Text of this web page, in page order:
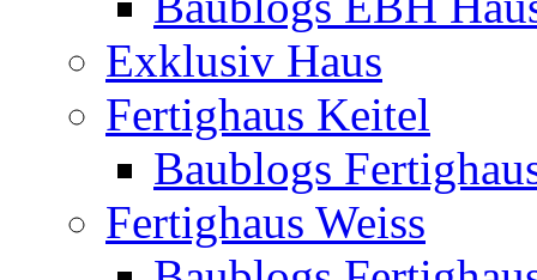
Exklusiv Haus
Fertighaus Keitel
Baublogs
Fertighaus Weiss